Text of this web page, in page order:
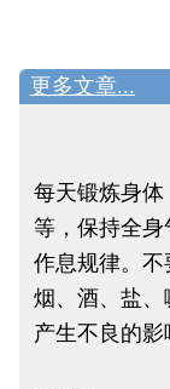
更多文章...
每天锻炼身
等，保持全身
作息规律。不
烟、酒、盐
产生不良的影